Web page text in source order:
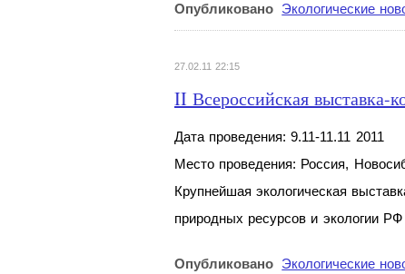
Опубликовано Экологические
27.02.11 22:15
II Всероссийская выставка-
Дата проведения: 9.11-11.11 2011
Место проведения: Россия,
Крупнейшая экологическая
природных ресурсов и экологии РФ
Опубликовано Экологические